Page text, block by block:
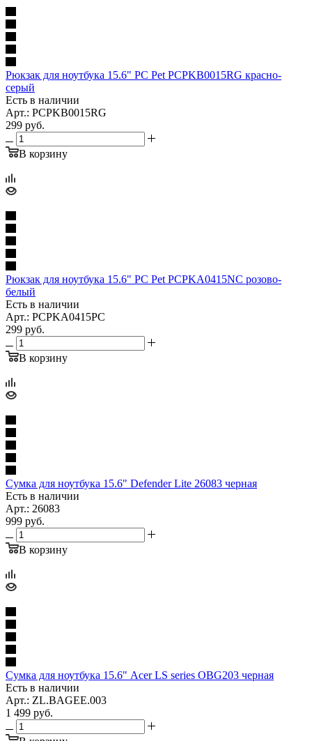
Рюкзак для ноутбука 15.6" PC Pet PCPKB0015RG красно-
серый
Есть в наличии
Арт.: PCPKB0015RG
299 руб.
В корзину
Рюкзак для ноутбука 15.6" PC Pet PCPKA0415NC розово-
белый
Есть в наличии
Арт.: PCPKA0415PC
299 руб.
В корзину
Сумка для ноутбука 15.6" Defender Lite 26083 черная
Есть в наличии
Арт.: 26083
999 руб.
В корзину
Сумка для ноутбука 15.6" Acer LS series OBG203 черная
Есть в наличии
Арт.: ZL.BAGEE.003
1 499 руб.